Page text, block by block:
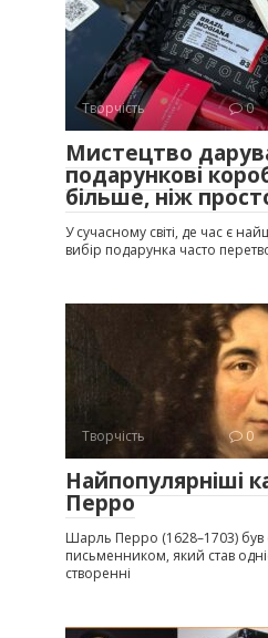
Творчість 0
Мистецтво
подарункові
більше, ніж
У сучасному світі, де час є
вибір подарунка часто
Творчість 0
Найпопулярніші
Перро
Шарль Перро (1628–1703)
письменником, який став
створенні